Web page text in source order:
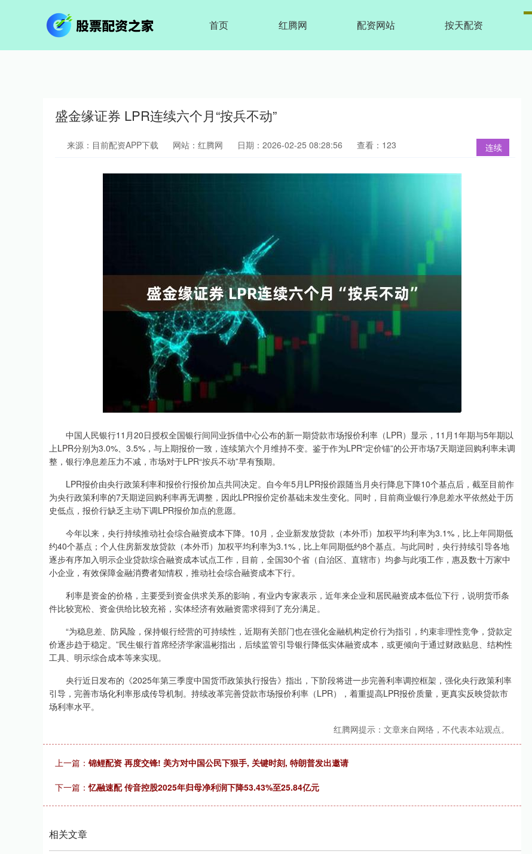
首页 红腾网 配资网站 按天配资
盛金缘证券 LPR连续六个月“按兵不动”
连续
来源：目前配资APP下载 网站：红腾网 日期：2026-02-25 08:28:56 查看：123
中国人民银行11月20日授权全国银行间同业拆借中心公布的新一期贷款市场报价利率（LPR）显示，11月1年期与5年期以
上LPR分别为3.0%、3.5%，与上期报价一致，连续第六个月维持不变。鉴于作为LPR“定价锚”的公开市场7天期逆回购利率未调
整，银行净息差压力不减，市场对于LPR“按兵不动”早有预期。
LPR报价由央行政策利率和报价行报价加点共同决定。自今年5月LPR报价跟随当月央行降息下降10个基点后，截至目前作
为央行政策利率的7天期逆回购利率再无调整，因此LPR报价定价基础未发生变化。同时，目前商业银行净息差水平依然处于历
史低点，报价行缺乏主动下调LPR报价加点的意愿。
今年以来，央行持续推动社会综合融资成本下降。10月，企业新发放贷款（本外币）加权平均利率为3.1%，比上年同期低
约40个基点；个人住房新发放贷款（本外币）加权平均利率为3.1%，比上年同期低约8个基点。与此同时，央行持续引导各地
逐步有序加入明示企业贷款综合融资成本试点工作，目前，全国30个省（自治区、直辖市）均参与此项工作，惠及数十万家中
小企业，有效保障金融消费者知情权，推动社会综合融资成本下行。
利率是资金的价格，主要受到资金供求关系的影响，有业内专家表示，近年来企业和居民融资成本低位下行，说明货币条
件比较宽松、资金供给比较充裕，实体经济有效融资需求得到了充分满足。
“为稳息差、防风险，保持银行经营的可持续性，近期有关部门也在强化金融机构定价行为指引，约束非理性竞争，贷款定
价逐步趋于稳定。”民生银行首席经济学家温彬指出，后续监管引导银行降低实体融资成本，或更倾向于通过财政贴息、结构性
工具、明示综合成本等来实现。
央行近日发布的《2025年第三季度中国货币政策执行报告》指出，下阶段将进一步完善利率调控框架，强化央行政策利率
引导，完善市场化利率形成传导机制。持续改革完善贷款市场报价利率（LPR），着重提高LPR报价质量，更真实反映贷款市
场利率水平。
红腾网提示：文章来自网络，不代表本站观点。
上一篇： 锦鲤配资 再度交锋! 美方对中国公民下狠手, 关键时刻, 特朗普发出邀请
下一篇：忆融速配 传音控股2025年归母净利润下降53.43%至25.84亿元
相关文章
上证指数 3878.43 56.15 1.47% 深证成指 14144.20 258.49 1.86%